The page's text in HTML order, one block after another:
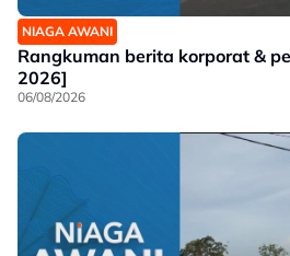
NIAGA AWANI
Rangkuman berita korporat &
2026]
06/08/2026